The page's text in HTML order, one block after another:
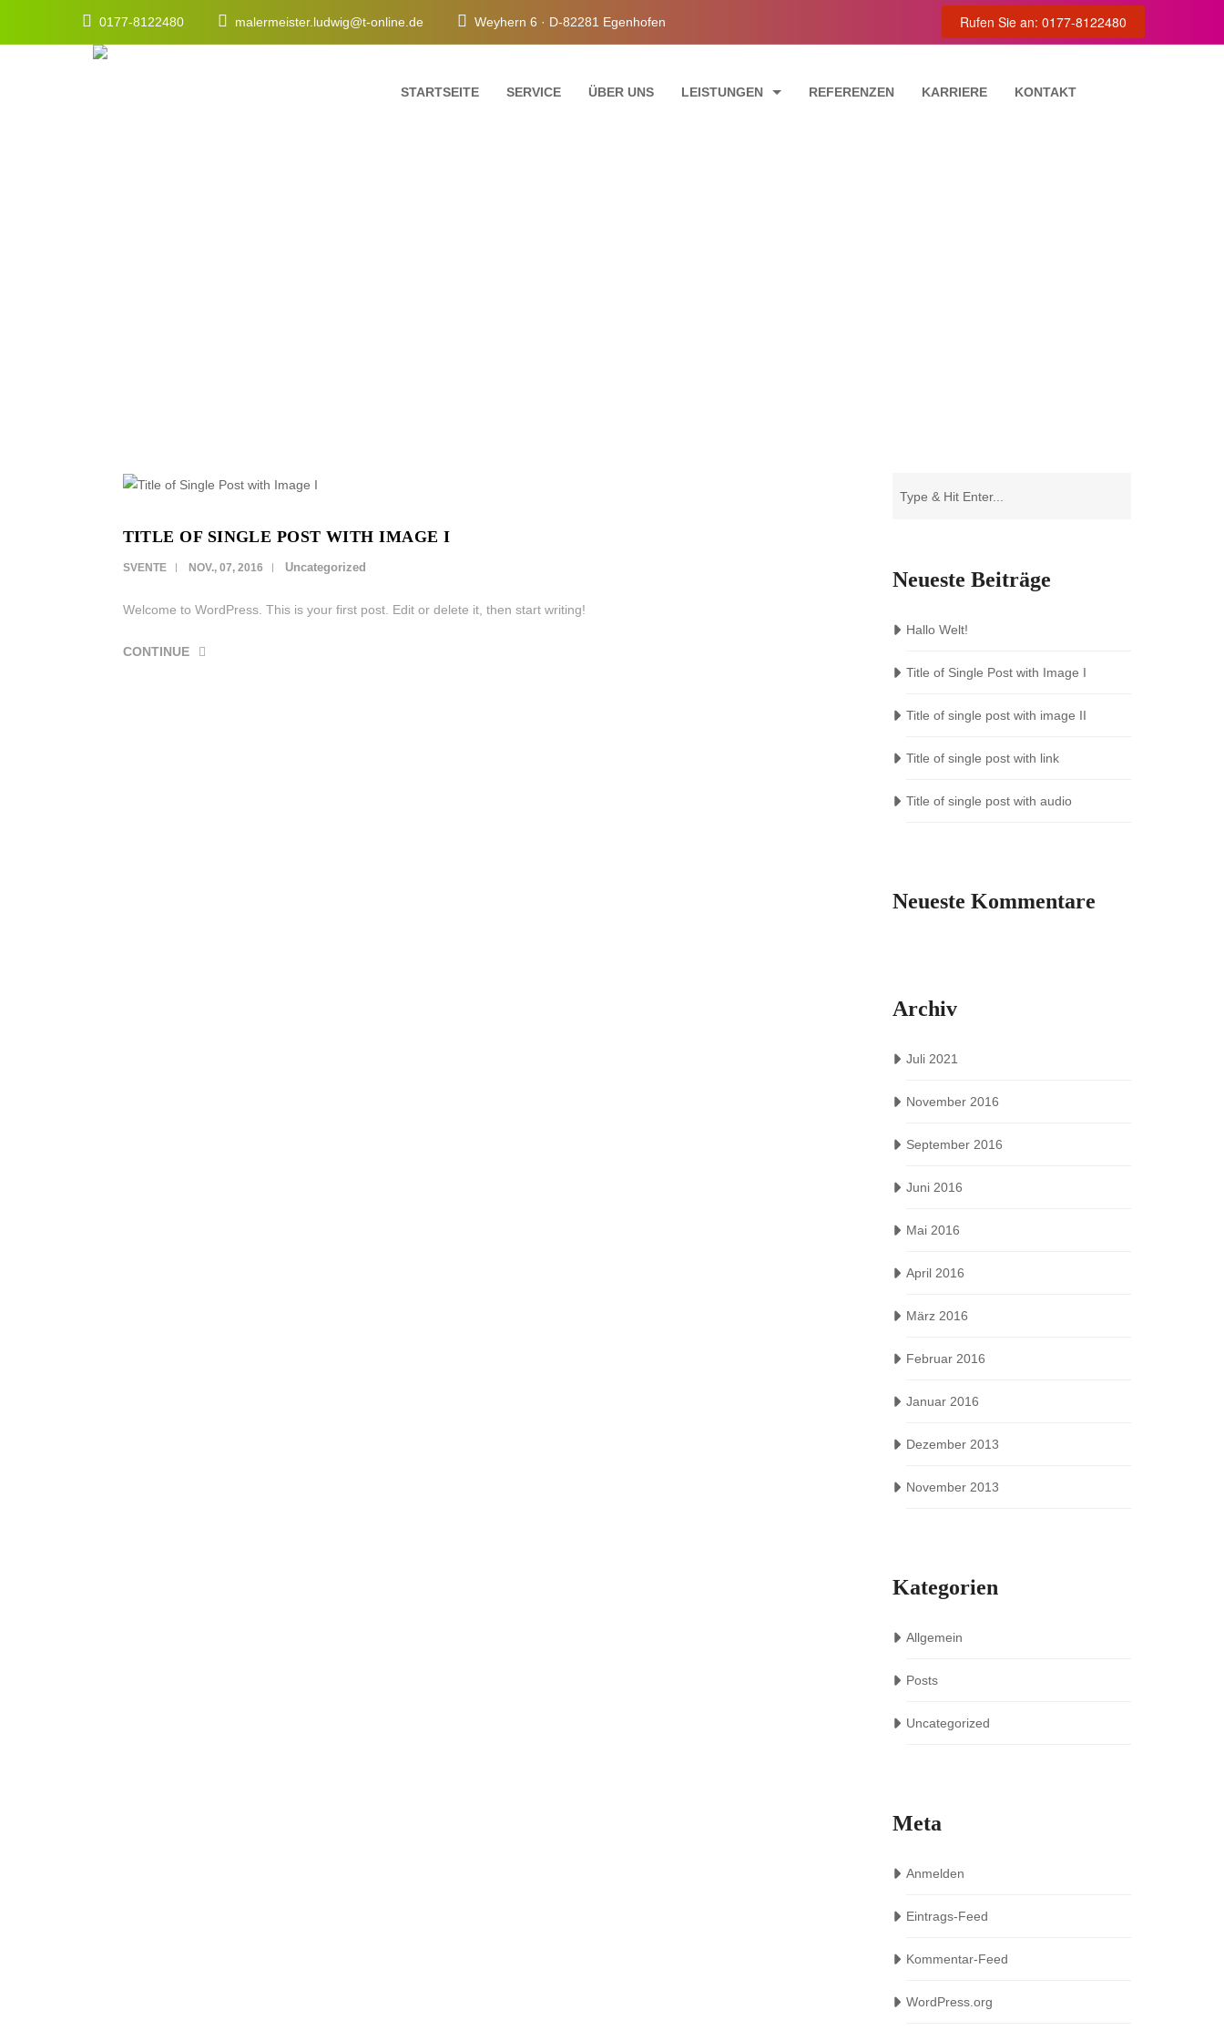
0177-8122480 malermeister.ludwig@t-online.de Weyhern 6 · D-82281 Egenhofen Rufen Sie an: 0177-8122480
STARTSEITE SERVICE ÜBER UNS LEISTUNGEN REFERENZEN KARRIERE KONTAKT
TITLE OF SINGLE POST WITH IMAGE I
SVENTE NOV., 07, 2016 Uncategorized
Welcome to WordPress. This is your first post. Edit or delete it, then start writing!
CONTINUE
Neueste Beiträge
Hallo Welt!
Title of Single Post with Image I
Title of single post with image II
Title of single post with link
Title of single post with audio
Neueste Kommentare
Archiv
Juli 2021
November 2016
September 2016
Juni 2016
Mai 2016
April 2016
März 2016
Februar 2016
Januar 2016
Dezember 2013
November 2013
Kategorien
Allgemein
Posts
Uncategorized
Meta
Anmelden
Eintrags-Feed
Kommentar-Feed
WordPress.org